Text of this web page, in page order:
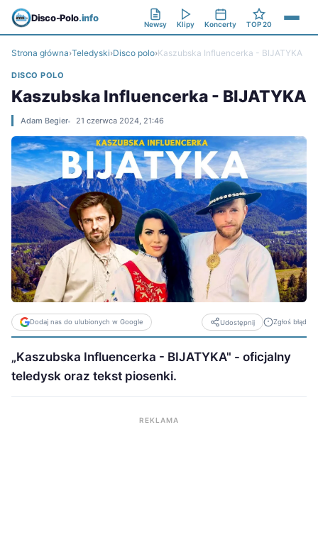
Disco-Polo.info
Newsy Klipy Koncerty TOP 20
Strona główna›Teledyski›Disco polo›Kaszubska Influencerka - BIJATYKA
DISCO POLO
Kaszubska Influencerka - BIJATYKA
Adam Begier 21 czerwca 2024, 21:46
Dodaj nas do ulubionych w Google Udostępnij Zgłoś błąd
„Kaszubska Influencerka - BIJATYKA" - oficjalny
teledysk oraz tekst piosenki.
REKLAMA